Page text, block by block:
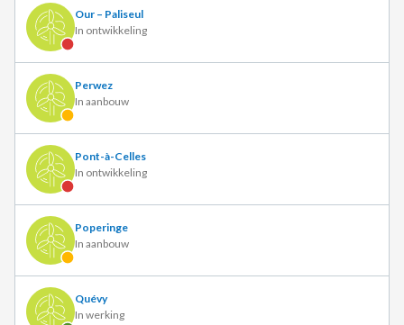
Our – Paliseul
In ontwikkeling
Perwez
In aanbouw
Pont-à-Celles
In ontwikkeling
Poperinge
In aanbouw
Quévy
In werking